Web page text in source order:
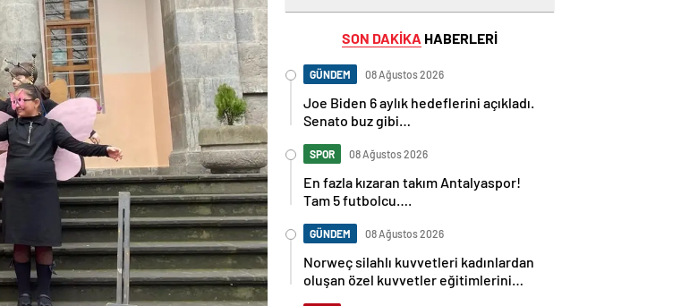
SON DAKİKA HABERLERİ
GÜNDEM 08 Ağustos 2026
Joe Biden 6 aylık hedeflerini açıkladı.
Senato buz gibi…
SPOR 08 Ağustos 2026
En fazla kızaran takım Antalyaspor!
Tam 5 futbolcu….
GÜNDEM 08 Ağustos 2026
Norweç silahlı kuvvetleri kadınlardan
oluşan özel kuvvetler eğitimlerini